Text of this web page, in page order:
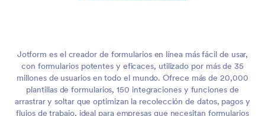
Jotform es el creador de formularios en línea más fácil de usar,
con formularios potentes y eficaces, utilizado por más de 35
millones de usuarios en todo el mundo. Ofrece más de 20,000
plantillas de formularios, 150 integraciones y funciones de
arrastrar y soltar que optimizan la recolección de datos, pagos y
flujos de trabajo, ideal para empresas que necesitan formularios